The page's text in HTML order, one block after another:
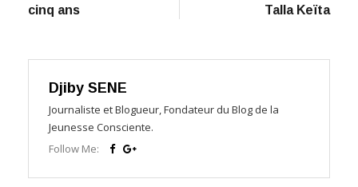
cinq ans
Talla Keïta
Djiby SENE
Journaliste et Blogueur, Fondateur du Blog de la
Jeunesse Consciente.
Follow Me: